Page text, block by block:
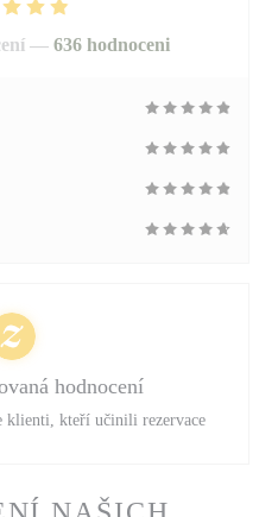
— 636 hodnoceni
hodnocení
klienti, kteří učinili rezervace